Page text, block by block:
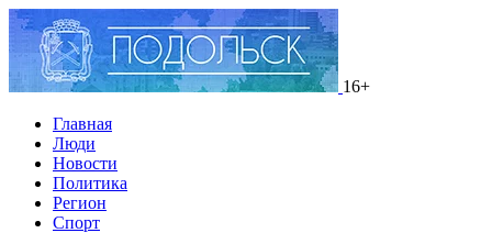
16+
Главная
Люди
Новости
Политика
Регион
Спорт